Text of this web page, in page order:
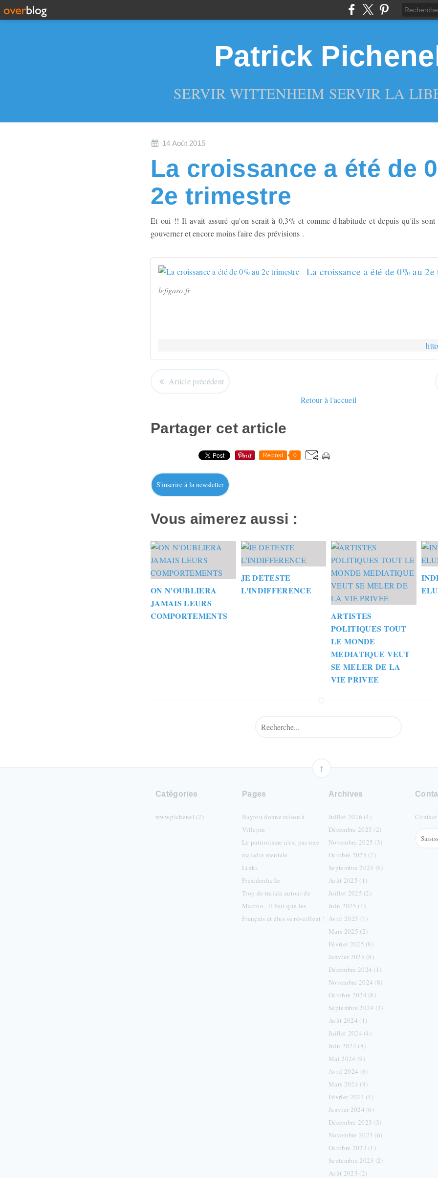
Patrick
SERVIR WITTENHEIM SERVIR LA
14 Août 2015
La croissance a été de
2e trimestre
Et oui !! Il avait assuré qu'on serait à 0,3% et comme d'habitude et depuis qu'ils
gouverner et encore moins faire des prévisions .
La croissance a été de 0% au 2e
lefigaro.fr
Article précédent
Retour à l'accueil
Partager cet article
Repost 0
S'inscrire à la newsletter
Vous aimerez aussi :
ON N'OUBLIERA
JAMAIS LEURS
COMPORTEMENTS
JE DETESTE
L'INDIFFERENCE
ARTISTES
POLITIQUES TOUT
LE MONDE
MEDIATIQUE VEUT
SE MELER DE LA
VIE PRIVEE
Catégories
www.pichenel (2)
Pages
Bayrou donne raison à
Villepin
Le patriotisme n'est pas une
maladie mentale
Links
Présidentielle
Trop de tralala autour de
Macron , il faut que les
Français et élus se réveillent !
Archives
Juillet 2026 (4)
Décembre 2025 (2)
Novembre 2025 (3)
Octobre 2025 (7)
Septembre 2025 (6)
Août 2025 (1)
Juillet 2025 (2)
Juin 2025 (1)
Avril 2025 (1)
Mars 2025 (2)
Février 2025 (8)
Janvier 2025 (8)
Décembre 2024 (1)
Novembre 2024 (8)
Octobre 2024 (8)
Septembre 2024 (3)
Août 2024 (1)
Juillet 2024 (4)
Juin 2024 (8)
Mai 2024 (9)
Avril 2024 (6)
Mars 2024 (8)
Février 2024 (4)
Janvier 2024 (6)
Décembre 2023 (3)
Novembre 2023 (6)
Octobre 2023 (1)
Septembre 2023 (2)
Août 2023 (2)
Contact